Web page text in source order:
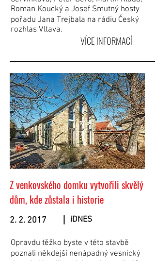
VÍCE INFORMACÍ
Roman Koucký a Josef Smutný hosty
pořadu Jana Trejbala na rádiu Český
rozhlas Vltava.
Z venkovského domku vytvořili skvělý
dům, kde zůstala i historie
2. 2. 2017 iDNES
Opravdu těžko byste v této stavbě
poznali někdejší nenápadný vesnický